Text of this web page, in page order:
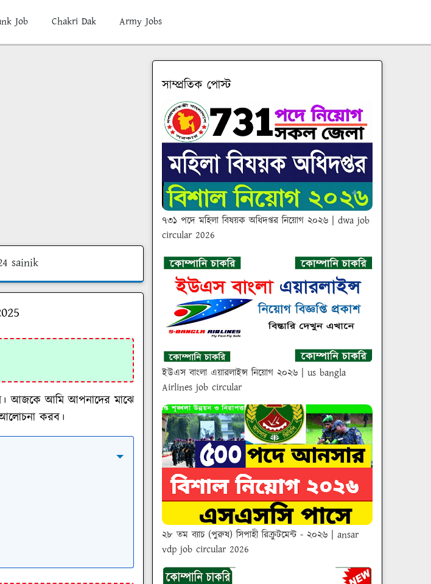
Job Chakri Dak Army Jobs
sainik
আজকে আমি আপনাদের মাঝে
করব।
সাম্প্রতিক পোস্ট
৭৩১ পদে মহিলা বিষয়ক অধিদপ্তর নিয়োগ ২০২৬ | dwa job
circular 2026
ইউএস বাংলা এয়ারলাইন্স নিয়োগ ২০২৬ | us bangla
Airlines job circular
২৮ তম ব্যাচ (পুরুষ) সিপাহী রিক্রুটমেন্ট - ২০২৬ | ansar
vdp job circular 2026